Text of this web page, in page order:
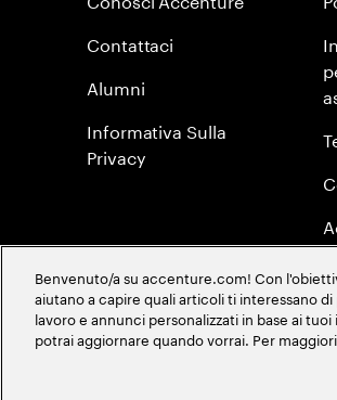
Contattaci
Alumni
Informativa Sulla
Privacy
Benvenuto/a su accenture.com! Con
aiutano a capire quali articoli ti interessano
lavoro e annunci personalizzati in base ai
potrai aggiornare quando vorrai. Per